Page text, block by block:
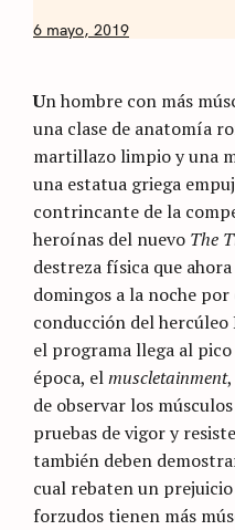
by
6 mayo, 2019
Un hombre con más
una clase de anatomía
martillazo limpio y una
una estatua griega
contrincante de la
heroínas del nuevo The
destreza física que
domingos a la noche
conducción del hercúleo
el programa llega al
época, elmuscletainment
de observar los
pruebas de vigor y
también deben
cual rebaten un
forzudos tienen más